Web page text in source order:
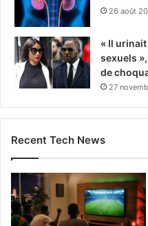
26 août
« Il
sexuels
de
27
Recent Tech News